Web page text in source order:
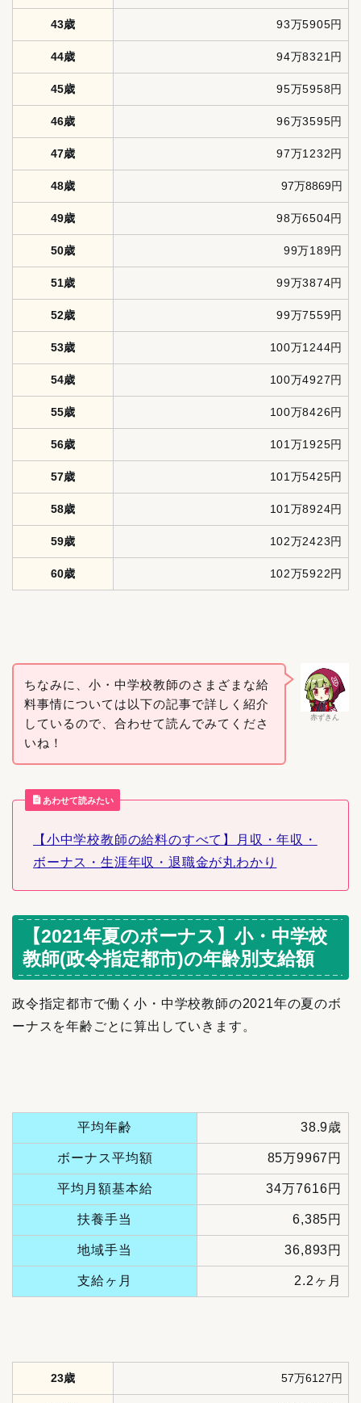
43歳 93万5905円
44歳 94万8321円
45歳 95万5958円
46歳 96万3595円
47歳 97万1232円
48歳 97万8869円
49歳 98万6504円
50歳 99万189円
51歳 99万3874円
52歳 99万7559円
53歳 100万1244円
54歳 100万4927円
55歳 100万8426円
56歳 101万1925円
57歳 101万5425円
58歳 101万8924円
59歳 102万2423円
60歳 102万5922円
赤ずきん
ちなみに、小・中学校教師のさまざまな給
料事情については以下の記事で詳しく紹介
しているので、合わせて読んでみてくださ
いね！
あわせて読みたい
【小中学校教師の給料のすべて】月収・年収・
ボーナス・生涯年収・退職金が丸わかり
【2021年夏のボーナス】小・中学校
教師(政令指定都市)の年齢別支給額
政令指定都市で働く小・中学校教師の2021年の夏のボ
ーナスを年齢ごとに算出していきます。
平均年齢 38.9歳
ボーナス平均額 85万9967円
平均月額基本給 34万7616円
扶養手当 6,385円
地域手当 36,893円
支給ヶ月 2.2ヶ月
23歳 57万6127円